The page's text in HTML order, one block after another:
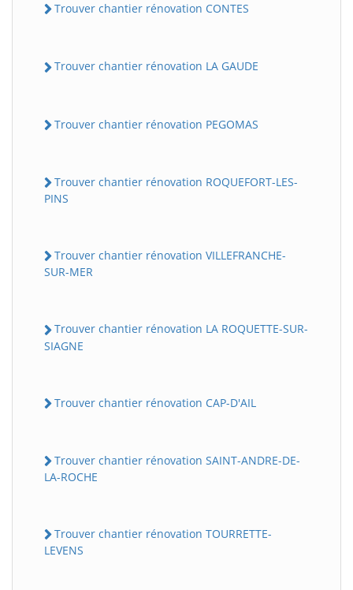
Trouver chantier rénovation CONTES
Trouver chantier rénovation LA GAUDE
Trouver chantier rénovation PEGOMAS
Trouver chantier rénovation ROQUEFORT-LES-
PINS
Trouver chantier rénovation VILLEFRANCHE-
SUR-MER
Trouver chantier rénovation LA ROQUETTE-SUR-
SIAGNE
Trouver chantier rénovation CAP-D'AIL
Trouver chantier rénovation SAINT-ANDRE-DE-
LA-ROCHE
Trouver chantier rénovation TOURRETTE-
LEVENS